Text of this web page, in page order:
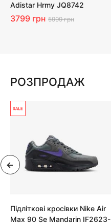
Adistar Hrmy JQ8742
3799 грн 5999 грн
РОЗПРОДАЖ
Підліткові кросівки Nike Air
Max 90 Se Mandarin IF2623-